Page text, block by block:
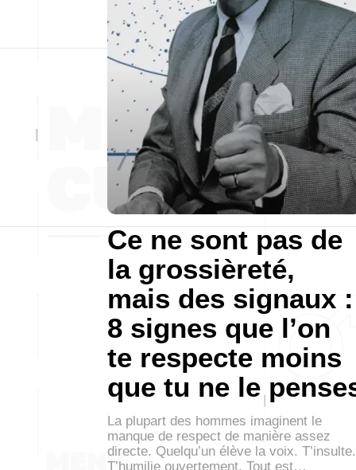
Ce ne sont pas de
la grossièreté,
mais des signaux :
8 signes que l’on
te respecte moins
que tu ne le
La plupart des hommes imaginent le
manque de respect de manière assez
directe. Quelqu’un élève la voix. T’insulte.
T’humilie ouvertement. Tout est…